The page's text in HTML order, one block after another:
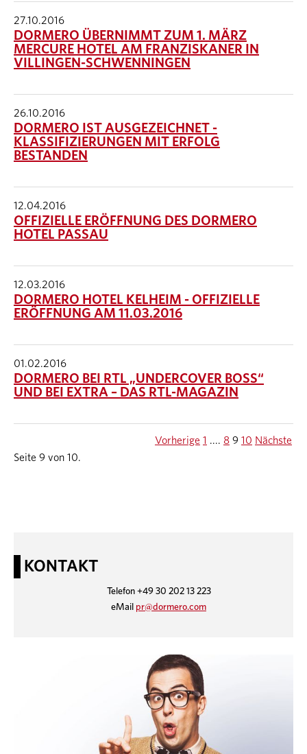
27.10.2016
DORMERO ÜBERNIMMT ZUM 1. MÄRZ
MERCURE HOTEL AM FRANZISKANER IN
VILLINGEN-SCHWENNINGEN
26.10.2016
DORMERO IST AUSGEZEICHNET -
KLASSIFIZIERUNGEN MIT ERFOLG
BESTANDEN
12.04.2016
OFFIZIELLE ERÖFFNUNG DES DORMERO
HOTEL PASSAU
12.03.2016
DORMERO HOTEL KELHEIM - OFFIZIELLE
ERÖFFNUNG AM 11.03.2016
01.02.2016
DORMERO BEI RTL „UNDERCOVER BOSS“
UND BEI EXTRA – DAS RTL-MAGAZIN
Seite 9 von 10.
Vorherige 1 .... 8 9 10 Nächste
KONTAKT
Telefon +49 30 202 13 223
eMail pr@dormero.com